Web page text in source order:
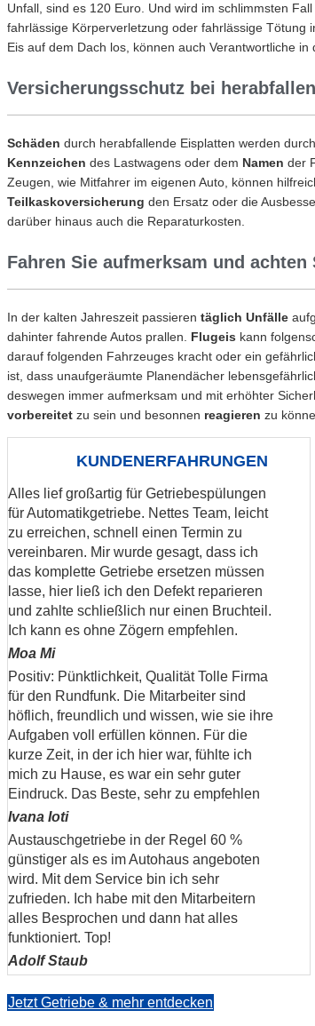
Unfall, sind es 120 Euro. Und wird im schlimmsten
fahrlässige Körperverletzung oder fahrlässige
Eis auf dem Dach los, können auch Verantwortliche
Versicherungsschutz bei
Schäden durch herabfallende Eisplatten werden
Kennzeichen des Lastwagens oder dem Namen der
Zeugen, wie Mitfahrer im eigenen Auto, können
Teilkaskoversicherung den Ersatz oder die
darüber hinaus auch die Reparaturkosten.
Fahren Sie aufmerksam und
In der kalten Jahreszeit passieren täglich Unfälle
dahinter fahrende Autos prallen. Flugeis kann
darauf folgenden Fahrzeuges kracht oder ein
ist, dass unaufgeräumte Planendächer
deswegen immer aufmerksam und mit erhöhter
vorbereitet zu sein und besonnen reagieren zu
Alles lief großartig für Getriebespülungen
für Automatikgetriebe. Nettes Team, leicht
zu erreichen, schnell einen Termin zu
vereinbaren. Mir wurde gesagt, dass ich
das komplette Getriebe ersetzen müssen
lasse, hier ließ ich den Defekt reparieren
und zahlte schließlich nur einen Bruchteil.
Ich kann es ohne Zögern empfehlen.
Moa Mi
Positiv: Pünktlichkeit, Qualität Tolle Firma
für den Rundfunk. Die Mitarbeiter sind
höflich, freundlich und wissen, wie sie ihre
Aufgaben voll erfüllen können. Für die
kurze Zeit, in der ich hier war, fühlte ich
mich zu Hause, es war ein sehr guter
Eindruck. Das Beste, sehr zu empfehlen
Ivana Ioti
Austauschgetriebe in der Regel 60 %
günstiger als es im Autohaus angeboten
wird. Mit dem Service bin ich sehr
zufrieden. Ich habe mit den Mitarbeitern
alles Besprochen und dann hat alles
funktioniert. Top!
Adolf Staub
Jetzt Getriebe & mehr entdecken